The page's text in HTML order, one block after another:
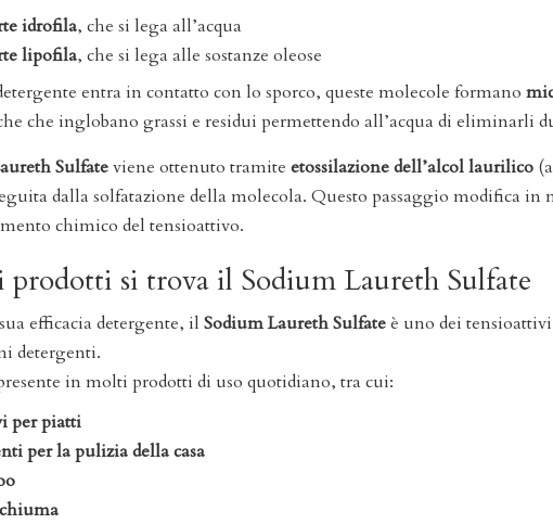
idrofila, che si lega all’acqua
lipofila, che si lega alle sostanze oleose
entra in contatto con lo sporco, queste molecole formano
che inglobano grassi e residui permettendo all’acqua di eliminarli
Sulfateviene ottenuto tramite etossilazione dell’alcol laurilico
dalla solfatazione della molecola. Questo passaggio modifica in
chimico del tensioattivo.
prodotti si trova il Sodium Laureth Sulfate
efficacia detergente, il Sodium Laureth Sulfateè uno dei
detergenti.
in molti prodotti di uso quotidiano, tra cui:
per piatti
per la pulizia della casa